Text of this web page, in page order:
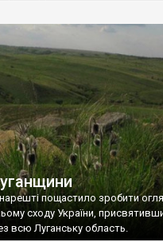
красивые места,
Полтавщиной,
горы, степи, цветущие луга,
четыре таких места,
Донец
Каменные деревья.
антиклиналь)
парк Клебан-Бык
в с.Белокузьминовка
пощастило зробити
сходу України,
всю Луганську область.